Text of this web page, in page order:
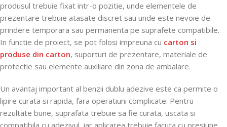
produsul trebuie fixat intr-o pozitie, unde elementele de
prezentare trebuie atasate discret sau unde este nevoie de
prindere temporara sau permanenta pe suprafete compatibile.
In functie de proiect, se pot folosi impreuna cu carton si
produse din carton, suporturi de prezentare, materiale de
protectie sau elemente auxiliare din zona de ambalare.
Un avantaj important al benzii dublu adezive este ca permite o
lipire curata si rapida, fara operatiuni complicate. Pentru
rezultate bune, suprafata trebuie sa fie curata, uscata si
compatibila cu adezivul, iar aplicarea trebuie facuta cu presiune